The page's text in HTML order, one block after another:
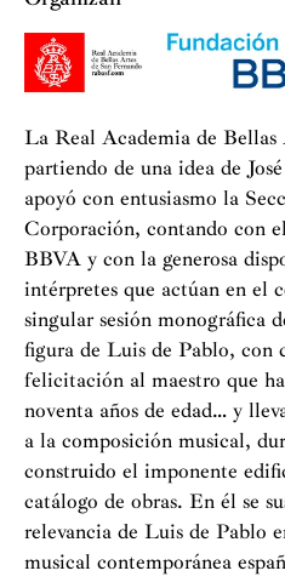
interpretado y registrado
internacionales como Pierre
James Macmillan, Unsuk
Feldman y Jean-Claude
Ha actuado como soprano
Orchestra, Orquesta
Sinfónica de Estrasburgo,
Orchestra, Orchestra
Orquesta Filarmónica de
Deutsche Oper Berlin,
RTVE, Real Orquesta
Sinfónica de Castilla y León,
Barcelona i Nacional de
Simfònica del Gran Teatre
Orquesta Sinfónica de
Limoges, Orquesta de la
La Real Academia de Bellas
partiendo de una idea de
apoyó con entusiasmo la
Corporación, contando con
BBVA y con la generosa
intérpretes que actúan en el
singular sesión monográfica
figura de Luis de Pablo, con
felicitación al maestro que
noventa años de edad… y
a la composición musical,
construido el imponente
catálogo de obras. En él se
relevancia de Luis de Pablo
musical contemporánea